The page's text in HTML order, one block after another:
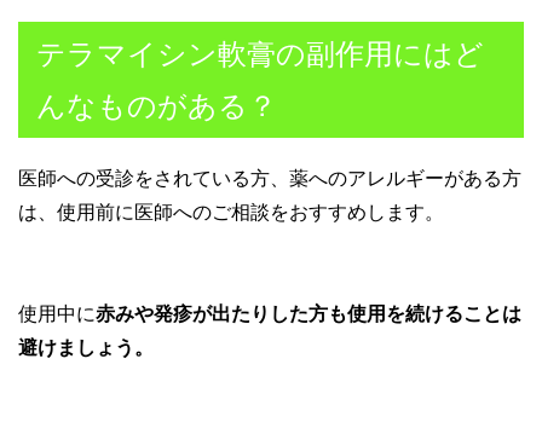
テラマイシン軟膏の副作用にはど
んなものがある？
医師への受診をされている方、薬へのアレルギーがある方
は、使用前に医師へのご相談をおすすめします。
使用中に赤みや発疹が出たりした方も使用を続けることは
避けましょう。